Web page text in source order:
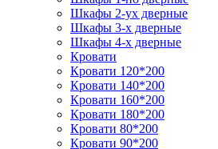
Шкафы 2-ух дверные
Шкафы 3-х дверные
Шкафы 4-х дверные
Кровати
Кровати 120*200
Кровати 140*200
Кровати 160*200
Кровати 180*200
Кровати 80*200
Кровати 90*200